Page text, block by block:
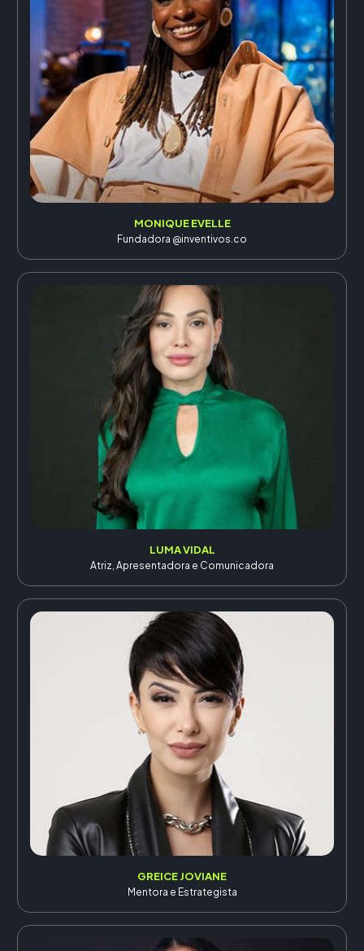
MONIQUE EVELLE
Fundadora @inventivos.co
LUMA VIDAL
Atriz, Apresentadora e Comunicadora
GREICE JOVIANE
Mentora e Estrategista